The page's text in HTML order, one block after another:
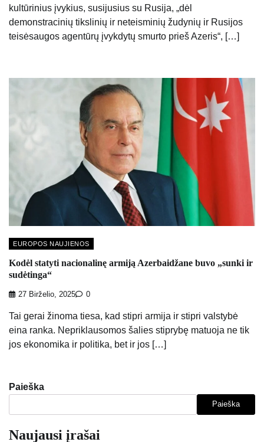
kultūrinius įvykius, susijusius su Rusija, „dėl
demonstracinių tikslinių ir neteisminių žudynių ir Rusijos
teisėsaugos agentūrų įvykdytų smurto prieš Azeris“, […]
EUROPOS NAUJIENOS
Kodėl statyti nacionalinę armiją Azerbaidžane buvo „sunki ir
sudėtinga“
27 Birželio, 2025 0
Tai gerai žinoma tiesa, kad stipri armija ir stipri valstybė
eina ranka. Nepriklausomos šalies stiprybę matuoja ne tik
jos ekonomika ir politika, bet ir jos […]
Paieška
Paieška
Naujausi įrašai